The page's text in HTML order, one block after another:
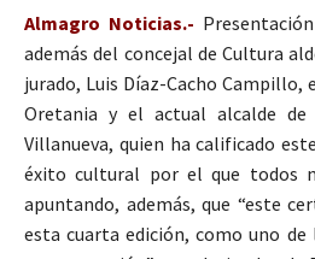
Almagro Noticias.-
además del concejal de Cultura
jurado, Luis Díaz-Cacho Campillo,
Oretania y el actual alcalde de
Villanueva, quien ha calificado
éxito cultural por el que todos
apuntando, además, que “este
esta cuarta edición, como uno